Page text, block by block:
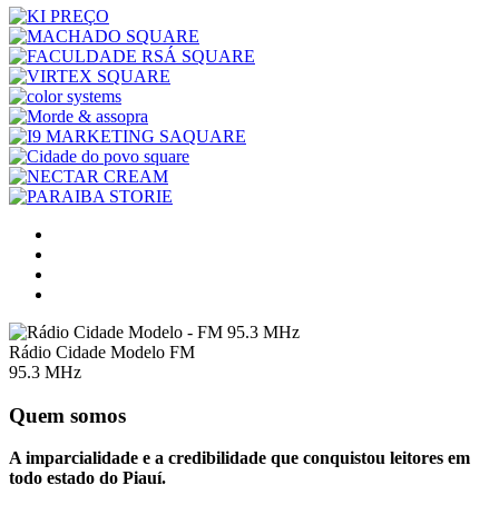
Rádio Cidade Modelo FM
95.3 MHz
Quem somos
A imparcialidade e a credibilidade que conquistou leitores em
todo estado do Piauí.